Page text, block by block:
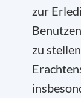
zur
zu